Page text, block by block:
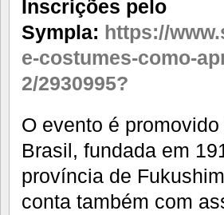
Inscrições pelo
Sympla: https://
e-costumes-como-
2/2930995?
O evento é
Brasil, fundada em
província de
conta também com